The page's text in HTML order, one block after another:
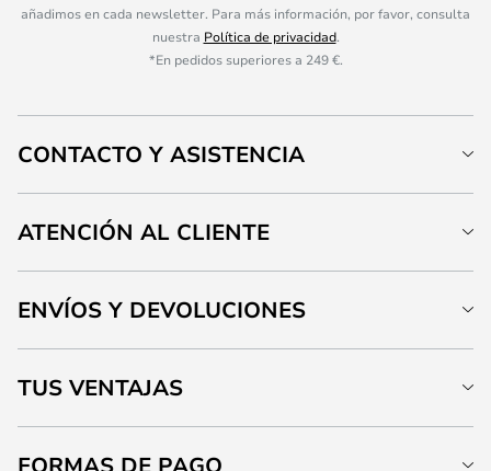
añadimos en cada newsletter. Para más información, por favor, consulta
nuestra Política de privacidad.
*En pedidos superiores a 249 €.
CONTACTO Y ASISTENCIA
ATENCIÓN AL CLIENTE
ENVÍOS Y DEVOLUCIONES
TUS VENTAJAS
FORMAS DE PAGO